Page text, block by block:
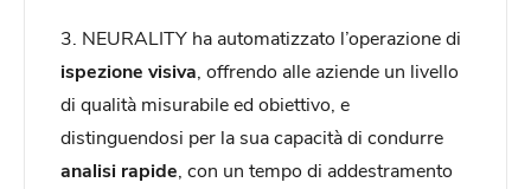
3. NEURALITY ha automatizzato l’operazione di
ispezione visiva, offrendo alle aziende un livello
di qualità misurabile ed obiettivo, e
distinguendosi per la sua capacità di condurre
analisi rapide, con un tempo di addestramento